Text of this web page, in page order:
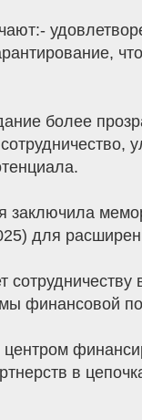
более
заключила
для
финансовой
в